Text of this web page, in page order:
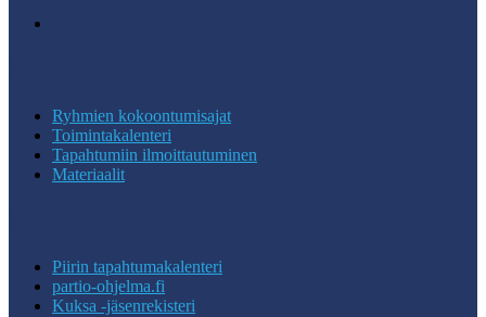
Ryhmien kokoontumisajat
Toimintakalenteri
Tapahtumiin ilmoittautuminen
Materiaalit
Piirin tapahtumakalenteri
partio-ohjelma.fi
Kuksa -jäsenrekisteri